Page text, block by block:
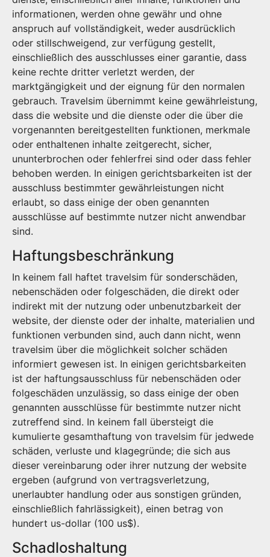
informationen, werden ohne gewähr und ohne
anspruch auf vollständigkeit, weder ausdrücklich
oder stillschweigend, zur verfügung gestellt,
einschließlich des ausschlusses einer garantie, dass
keine rechte dritter verletzt werden, der
marktgängigkeit und der eignung für den normalen
gebrauch. Travelsim übernimmt keine gewährleistung,
dass die website und die dienste oder die über die
vorgenannten bereitgestellten funktionen, merkmale
oder enthaltenen inhalte zeitgerecht, sicher,
ununterbrochen oder fehlerfrei sind oder dass fehler
behoben werden. In einigen gerichtsbarkeiten ist der
ausschluss bestimmter gewährleistungen nicht
erlaubt, so dass einige der oben genannten
ausschlüsse auf bestimmte nutzer nicht anwendbar
sind.
Haftungsbeschränkung
In keinem fall haftet travelsim für sonderschäden,
nebenschäden oder folgeschäden, die direkt oder
indirekt mit der nutzung oder unbenutzbarkeit der
website, der dienste oder der inhalte, materialien und
funktionen verbunden sind, auch dann nicht, wenn
travelsim über die möglichkeit solcher schäden
informiert gewesen ist. In einigen gerichtsbarkeiten
ist der haftungsausschluss für nebenschäden oder
folgeschäden unzulässig, so dass einige der oben
genannten ausschlüsse für bestimmte nutzer nicht
zutreffend sind. In keinem fall übersteigt die
kumulierte gesamthaftung von travelsim für jedwede
schäden, verluste und klagegründe; die sich aus
dieser vereinbarung oder ihrer nutzung der website
ergeben (aufgrund von vertragsverletzung,
unerlaubter handlung oder aus sonstigen gründen,
einschließlich fahrlässigkeit), einen betrag von
hundert us-dollar (100 us$).
Schadloshaltung